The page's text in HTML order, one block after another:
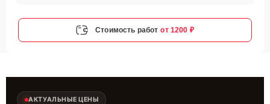
Стоимость работ от 1200 ₽
АКТУАЛЬНЫЕ ЦЕНЫ